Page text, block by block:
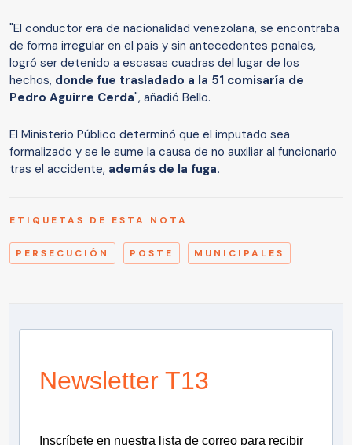
"El conductor era de nacionalidad venezolana, se encontraba
de forma irregular en el país y sin antecedentes penales,
logró ser detenido a escasas cuadras del lugar de los
hechos, donde fue trasladado a la 51 comisaría de
Pedro Aguirre Cerda", añadió Bello.
El Ministerio Público determinó que el imputado sea
formalizado y se le sume la causa de no auxiliar al funcionario
tras el accidente, además de la fuga.
ETIQUETAS DE ESTA NOTA
PERSECUCIÓN POSTE MUNICIPALES
Newsletter T13
Inscríbete en nuestra lista de correo para recibir